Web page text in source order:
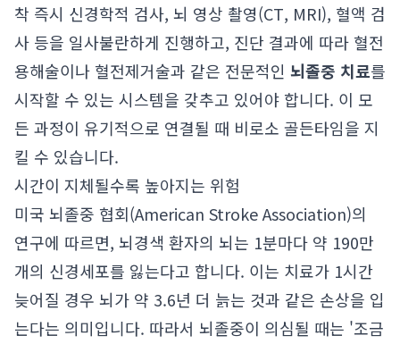
착 즉시 신경학적 검사, 뇌 영상 촬영(CT, MRI), 혈액 검
사 등을 일사불란하게 진행하고, 진단 결과에 따라 혈전
용해술이나 혈전제거술과 같은 전문적인 뇌졸중 치료를
시작할 수 있는 시스템을 갖추고 있어야 합니다. 이 모
든 과정이 유기적으로 연결될 때 비로소 골든타임을 지
킬 수 있습니다.
시간이 지체될수록 높아지는 위험
미국 뇌졸중 협회(American Stroke Association)의
연구에 따르면, 뇌경색 환자의 뇌는 1분마다 약 190만
개의 신경세포를 잃는다고 합니다. 이는 치료가 1시간
늦어질 경우 뇌가 약 3.6년 더 늙는 것과 같은 손상을 입
는다는 의미입니다. 따라서 뇌졸중이 의심될 때는 '조금